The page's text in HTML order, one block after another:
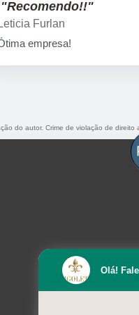
"Recomendo!!"
Leticia Furlan
empresa!
do autor. Crime de violação de
Olá!